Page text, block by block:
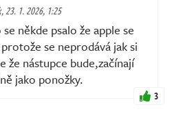
23. 1. 2026, 1:25
někde psalo že apple se
se neprodává jak si
že nástupce bude,začínají
jako ponožky.
3